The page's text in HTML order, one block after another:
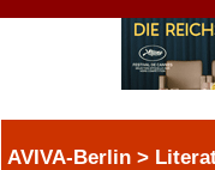
AVIVA-Berlin >